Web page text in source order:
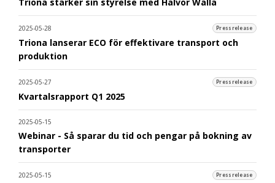
Triona stärker sin styrelse med Halvor Walla
2025-05-28 Pressrelease
Triona lanserar ECO för effektivare transport och
produktion
2025-05-27 Pressrelease
Kvartalsrapport Q1 2025
2025-05-15
Webinar - Så sparar du tid och pengar på bokning av
transporter
2025-05-15 Pressrelease